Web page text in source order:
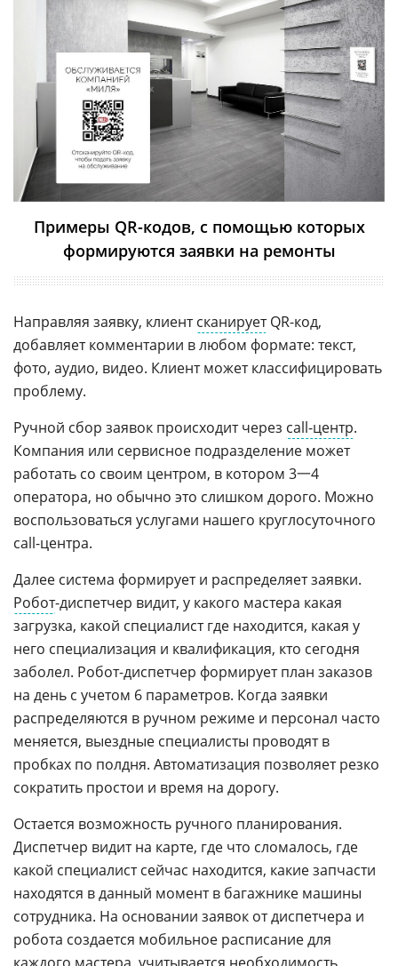
Примеры QR-кодов, с помощью которых
формируются заявки на ремонты
Направляя заявку, клиентсканируетQR-код,
добавляет комментарии в любом формате: текст,
фото, аудио, видео. Клиент может классифицировать
проблему.
Ручной сбор заявок происходит через call-центр.
Компания или сервисное подразделение может
работать со своим центром, в котором 3一4
оператора, но обычно это слишком дорого. Можно
воспользоваться услугами нашего круглосуточного
call-центра.
Далее система формирует и распределяет заявки.
Робот-диспетчер видит, у какого мастера какая
загрузка, какой специалист где находится, какая у
него специализация и квалификация, кто сегодня
заболел. Робот-диспетчер формирует план заказов
на день с учетом 6 параметров. Когда заявки
распределяются в ручном режиме и персонал часто
меняется, выездные специалисты проводят в
пробках по полдня. Автоматизация позволяет резко
сократить простои и время на дорогу.
Остается возможность ручного планирования.
Диспетчер видит на карте, где что сломалось, где
какой специалист сейчас находится, какие запчасти
находятся в данный момент в багажнике машины
сотрудника. На основании заявок от диспетчера и
робота создается мобильное расписание для